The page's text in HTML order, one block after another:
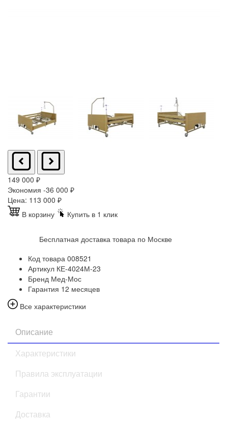
149 000 ₽
Экономия -36 000 ₽
Цена: 113 000 ₽
В корзину
Купить в 1 клик
Бесплатная доставка товара по Москве
Код товара 008521
Артикул КЕ-4024М-23
Бренд Мед-Мос
Гарантия 12 месяцев
Все характеристики
Описание
Характеристики
Правила эксплуатации
Гарантии
Доставка